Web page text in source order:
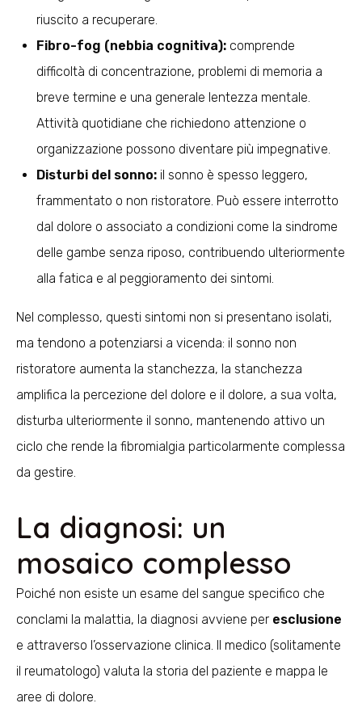
riuscito a recuperare.
Fibro-fog (nebbia cognitiva): comprende
difficoltà di concentrazione, problemi di memoria a
breve termine e una generale lentezza mentale.
Attività quotidiane che richiedono attenzione o
organizzazione possono diventare più impegnative.
Disturbi del sonno: il sonno è spesso leggero,
frammentato o non ristoratore. Può essere interrotto
dal dolore o associato a condizioni come la sindrome
delle gambe senza riposo, contribuendo ulteriormente
alla fatica e al peggioramento dei sintomi.
Nel complesso, questi sintomi non si presentano isolati,
ma tendono a potenziarsi a vicenda: il sonno non
ristoratore aumenta la stanchezza, la stanchezza
amplifica la percezione del dolore e il dolore, a sua volta,
disturba ulteriormente il sonno, mantenendo attivo un
ciclo che rende la fibromialgia particolarmente complessa
da gestire.
La diagnosi: un
mosaico complesso
Poiché non esiste un esame del sangue specifico che
conclami la malattia, la diagnosi avviene per esclusione
e attraverso l’osservazione clinica. Il medico (solitamente
il reumatologo) valuta la storia del paziente e mappa le
aree di dolore.